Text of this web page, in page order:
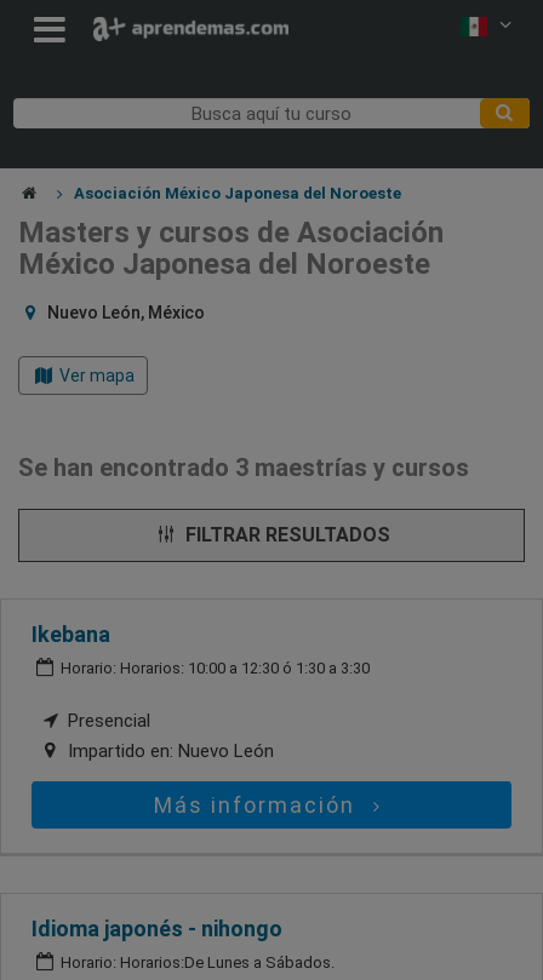
Asociación México Japonesa del Noroeste
Masters y cursos de Asociación
México Japonesa del Noroeste
Nuevo León, México
Ver mapa
Se han encontrado 3 maestrías y cursos
FILTRAR RESULTADOS
Ikebana
Horario: Horarios: 10:00 a 12:30 ó 1:30 a 3:30
Presencial
Impartido en: Nuevo León
Más información
Idioma japonés - nihongo
Horario: Horarios:De Lunes a Sábados.